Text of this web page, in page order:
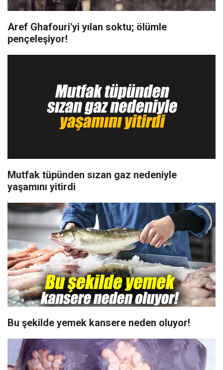
Aref Ghafouri'yi yılan soktu; ölümle
pençeleşiyor!
Mutfak tüpünden sızan gaz nedeniyle
yaşamını yitirdi
Bu şekilde yemek kansere neden oluyor!